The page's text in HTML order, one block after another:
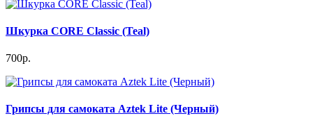
Шкурка CORE Classic (Teal)
700р.
Грипсы для самоката Aztek Lite (Черный)